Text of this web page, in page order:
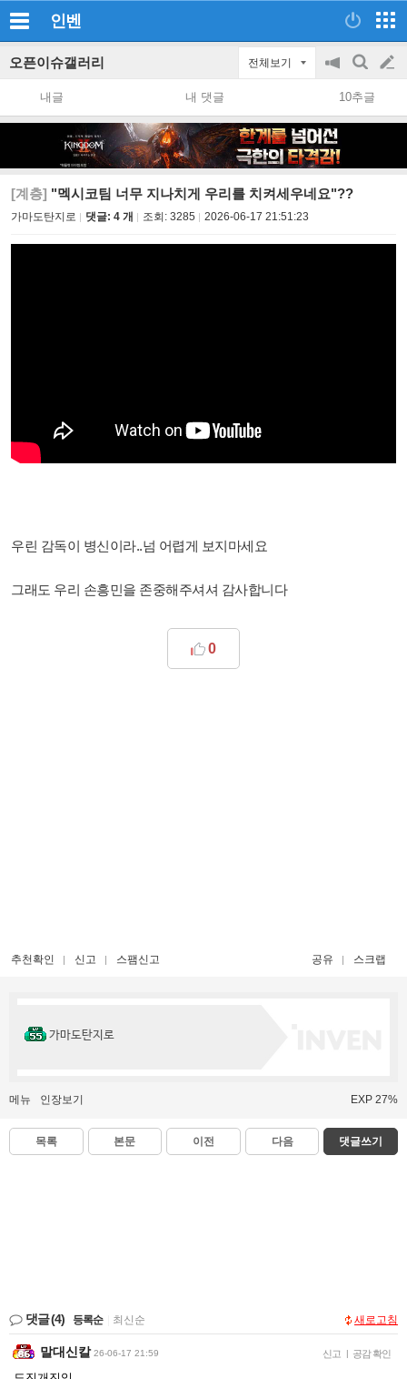
인벤
오픈이슈갤러리 전체보기
공
지
on/off
검
색
글
쓰
내글 내 댓글 10추글
[계층] "멕시코팀 너무 지나치게 우리를 치켜세우네요"??
가마도탄지로 댓글: 4 개 조회: 3285 2026-06-17 21:51:23
우린 감독이 병신이라..넘 어렵게 보지마세요
그래도 우리 손흥민을 존중해주셔셔 감사합니다
0
추천확인 신고 스팸신고 공유 스크랩
가마도탄지로
메뉴 인장보기 EXP 27%
목록 본문 이전 다음 댓글쓰기
댓글(4) 등록순 최신순 새로고침
말대신칼 26-06-17 21:59 신고 | 공감 확인